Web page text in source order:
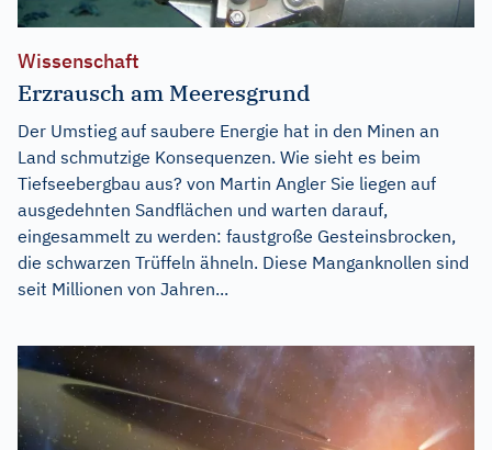
Wissenschaft
Erzrausch am Meeresgrund
Der Umstieg auf saubere Energie hat in den Minen an
Land schmutzige Konsequenzen. Wie sieht es beim
Tiefseebergbau aus? von Martin Angler Sie liegen auf
ausgedehnten Sandflächen und warten darauf,
eingesammelt zu werden: faustgroße Gesteinsbrocken,
die schwarzen Trüffeln ähneln. Diese Manganknollen sind
seit Millionen von Jahren...